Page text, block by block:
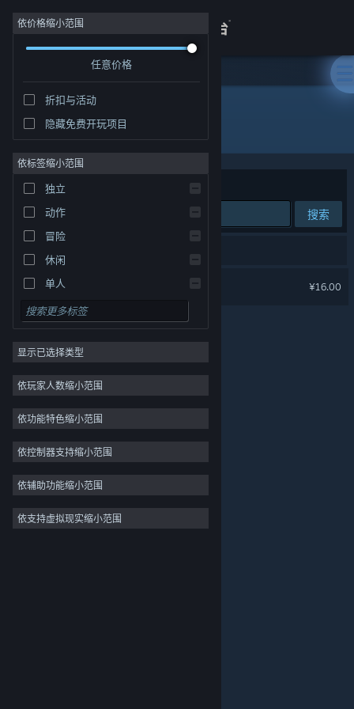
登录
关于
客服
关于蒸汽平台|退款政策|软件许可服务协议
个人信息保护政策|个人信息出境告知书|
依价格缩小范围
任意价格
折扣与活动
隐藏免费开玩项目
依标签缩小范围
独立
动作
冒险
休闲
单人
模拟
角色扮演
策略
2D
3D
免费开玩
氛围
剧情丰富
彩色
显示已选择类型
依玩家人数缩小范围
依功能特色缩小范围
依控制器支持缩小范围
依辅助功能缩小范围
依支持虚拟现实缩小范围
开发者: Berlinist
排序依据 相关性
搜索
1 个匹配的搜索结果。
¥16.00